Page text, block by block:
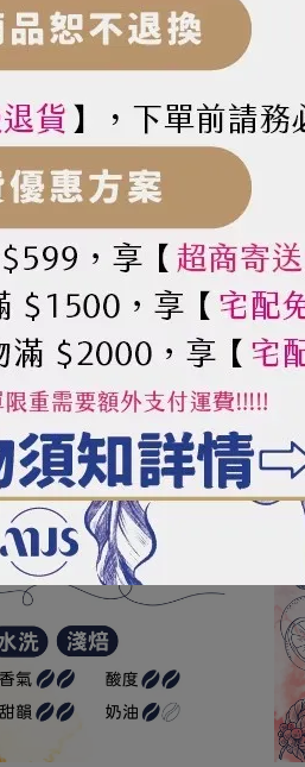
飲用完畢完，並盡量保存在陰（
為宜。